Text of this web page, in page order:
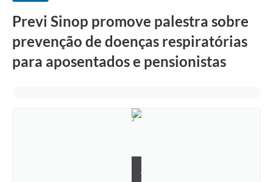
Previ Sinop promove palestra sobre
prevenção de doenças respiratórias
para aposentados e pensionistas
A
s